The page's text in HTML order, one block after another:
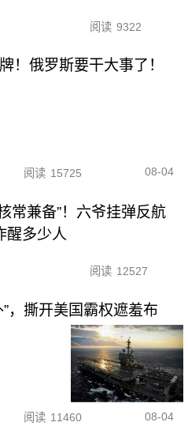
阅读 9322
！俄罗斯要干大事了！
阅读 15725 08-04
常兼备”！六爷挂弹反航
醒多少人
阅读 12527
，撕开美国霸权遮羞布
阅读 11460 08-04